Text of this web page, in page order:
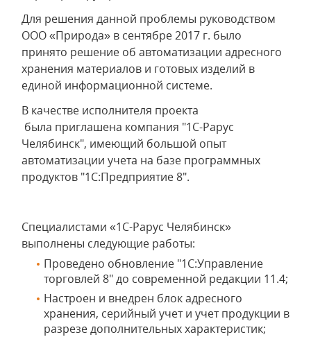
Для решения данной проблемы руководством
ООО «Природа» в сентябре 2017 г. было
принято решение об автоматизации адресного
хранения материалов и готовых изделий в
единой информационной системе.
В качестве исполнителя проекта
была приглашена компания "1С-Рарус
Челябинск", имеющий большой опыт
автоматизации учета на базе программных
продуктов "1С:Предприятие 8".
Специалистами «1С-Рарус Челябинск»
выполнены следующие работы:
Проведено обновление "1С:Управление
торговлей 8" до современной редакции 11.4;
Настроен и внедрен блок адресного
хранения, серийный учет и учет продукции в
разрезе дополнительных характеристик;